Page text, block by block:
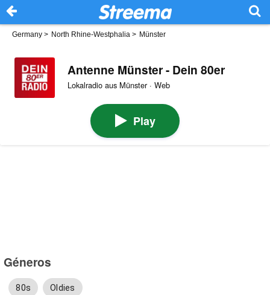
Germany > North Rhine-Westphalia > Münster
Antenne Münster - Dein 80er
Lokalradio aus Münster · Web
Play
Géneros
80s Oldies